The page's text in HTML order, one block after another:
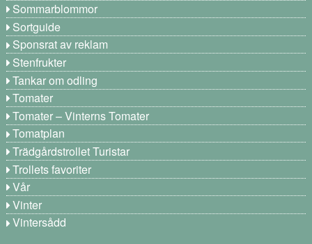
Sommarblommor
Sortguide
Sponsrat av reklam
Stenfrukter
Tankar om odling
Tomater
Tomater – Vinterns Tomater
Tomatplan
Trädgårdstrollet Turistar
Trollets favoriter
Vår
Vinter
Vintersådd